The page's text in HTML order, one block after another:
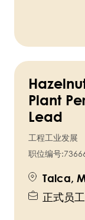
Plant
Lead
工程工业发展
职位编号:
Talca,
正式员工